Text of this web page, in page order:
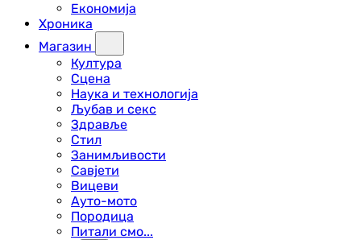
Економија
Хроника
Магазин
Култура
Сцена
Наука и технологија
Љубав и секс
Здравље
Стил
Занимљивости
Савјети
Вицеви
Ауто-мото
Породица
Питали смо...